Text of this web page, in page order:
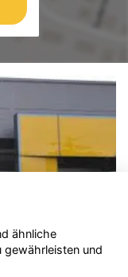
ähnliche
gewährleisten und